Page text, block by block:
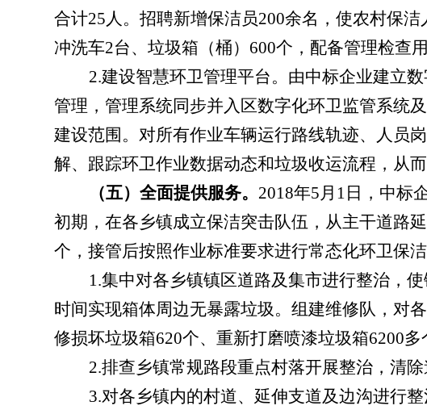
合计25人。招聘新增保洁员200余名，使农村保洁
冲洗车2台、垃圾箱（桶） 600个，配备管理检查
2.建设智慧环卫管理平台。 由中标企业建立
管理，管理系统同步并入区数字化环卫监管系统
建设范围。对所有作业车辆运行路线轨迹、人员
解、跟踪环卫作业数据动态和垃圾收运流程，从
（五）全面提供服务。 2018年5月 1 日 ，中标
初期，在各乡镇成立保洁突击队伍，从主干道路
个，接管后按照作业标准要求进行常态化环卫保
1.集中对各乡镇镇区道路及集市进行整治，
时间实现箱体周边无暴露垃圾。组建维修队，对
修损坏垃圾箱620个、重新打磨喷漆垃圾箱6200多
2.排查乡镇常规路段重点村落开展整治，清
3.对各乡镇内的村道、延伸支道及边沟进行